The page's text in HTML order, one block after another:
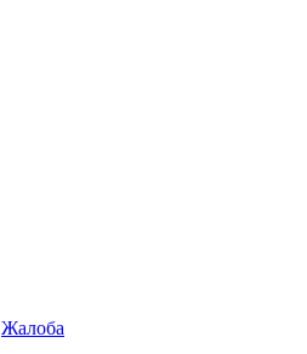
Жалоба